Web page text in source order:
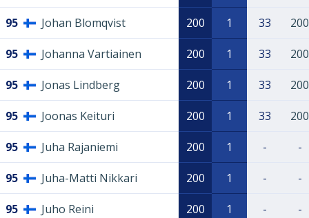
95 Johan Blomqvist 200 1 33 200
95 Johanna Vartiainen 200 1 33 200
95 Jonas Lindberg 200 1 33 200
95 Joonas Keituri 200 1 33 200
95 Juha Rajaniemi 200 1 - -
95 Juha-Matti Nikkari 200 1 - -
95 Juho Reini 200 1 - -